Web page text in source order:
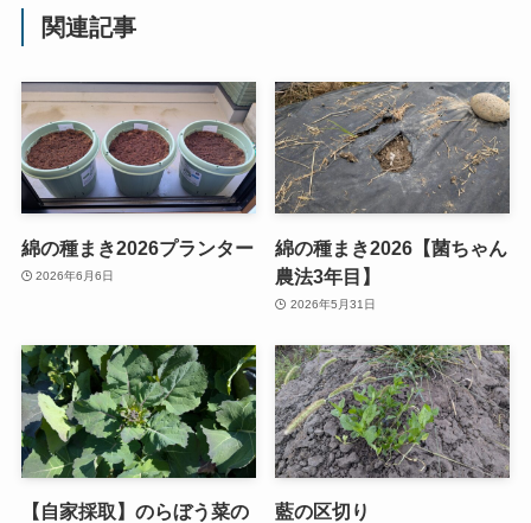
関連記事
綿の種まき2026プランター
2026年6月6日
綿の種まき2026【菌ちゃん
農法3年目】
2026年5月31日
【自家採取】のらぼう菜の
藍の区切り